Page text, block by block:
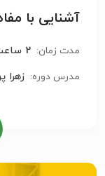
آشنایی با
مدت زمان: 2 ساعت
مدرس دوره: زهرا